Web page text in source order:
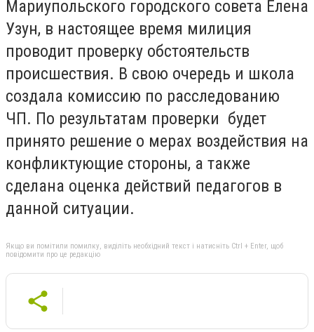
Мариупольского городского совета Елена
Узун, в настоящее время милиция
проводит проверку обстоятельств
происшествия. В свою очередь и школа
создала комиссию по расследованию
ЧП. По результатам проверки будет
принято решение о мерах воздействия на
конфликтующие стороны, а также
сделана оценка действий педагогов в
данной ситуации.
Якщо ви помітили помилку, виділіть необхідний текст і натисніть Ctrl + Enter, щоб
повідомити про це редакцію